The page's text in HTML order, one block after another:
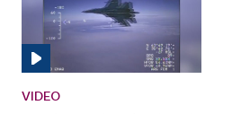
VIDEO